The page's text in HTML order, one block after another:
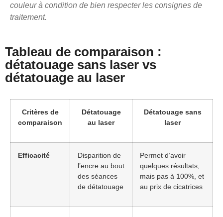
couleur à condition de bien respecter les consignes de
traitement.
Tableau de comparaison :
détatouage sans laser vs
détatouage au laser
Critères de
comparaison
Détatouage
au laser
Détatouage sans
laser
Efficacité
Disparition de
l’encre au bout
des séances
de détatouage
Permet d’avoir
quelques résultats,
mais pas à 100%, et
au prix de cicatrices